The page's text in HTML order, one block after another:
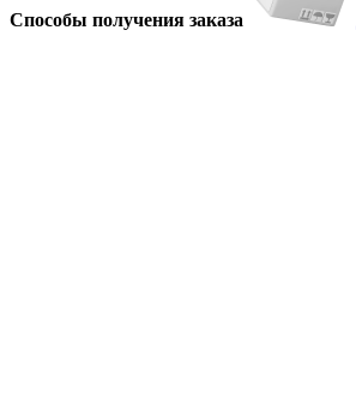
Способы получения заказа